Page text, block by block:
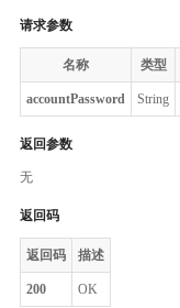
请求参数
名称 类型
accountPassword String
返回参数
无
返回码
返回码 描述
200 OK